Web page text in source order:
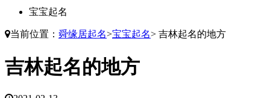
宝宝起名
当前位置： 舜缘居起名>宝宝起名> 吉林起名的地方
吉林起名的地方